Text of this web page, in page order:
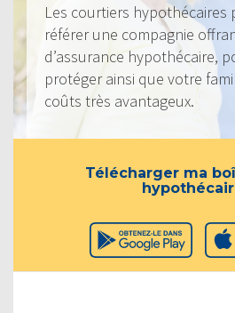
Les courtiers hypothécaires
référer une compagnie
d’assurance hypothécaire,
protéger ainsi que votre
coûts très avantageux.
Télécharger ma